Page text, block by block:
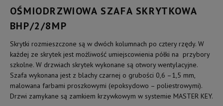
OŚMIODRZWIOWA SZAFA SKRYTKOWA
BHP/2/8MP
Skrytki rozmieszczone są w dwóch kolumnach po cztery rzędy. W
każdej ze skrytek jest możliwość umiejscowienia półki na przybory
szkolne. W drzwiach skrytek wykonane są otwory wentylacyjne.
Szafa wykonana jest z blachy czarnej o grubości 0,6 –1,5 mm,
malowana farbami proszkowymi (epoksydowo – poliestrowymi).
Drzwi zamykane są zamkiem krzywkowym w systemie MASTER KEY.